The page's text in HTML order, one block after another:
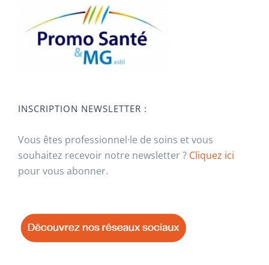
INSCRIPTION NEWSLETTER :
Vous êtes professionnel·le de soins et vous
souhaitez recevoir notre newsletter ? Cliquez ici
pour vous abonner.